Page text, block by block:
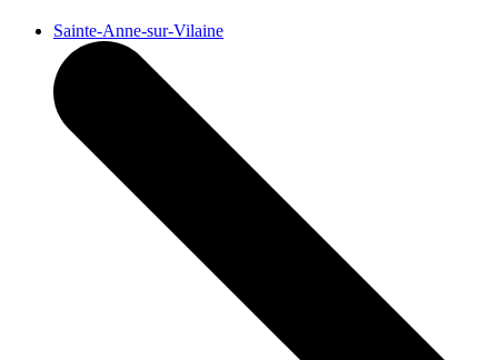
Sainte-Anne-sur-Vilaine